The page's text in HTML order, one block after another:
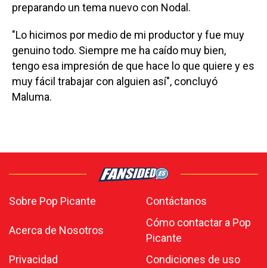
preparando un tema nuevo con Nodal.
"Lo hicimos por medio de mi productor y fue muy
genuino todo. Siempre me ha caído muy bien,
tengo esa impresión de que hace lo que quiere y es
muy fácil trabajar con alguien así", concluyó
Maluma.
Sobre Pop Picante Contáctanos
Acerca de Nosotros
Cómo contactar a Pop
Picante
Privacidad
Condiciones de uso